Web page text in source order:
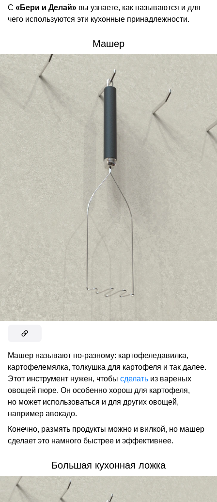
С «Бери и Делай» вы узнаете, как называются и для
чего используются эти кухонные принадлежности.
Машер
Машер называют по-разному: картофеледавилка,
картофелемялка, толкушка для картофеля и так далее.
Этот инструмент нужен, чтобы сделать из вареных
овощей пюре. Он особенно хорош для картофеля,
но может использоваться и для других овощей,
например авокадо.
Конечно, размять продукты можно и вилкой, но машер
сделает это намного быстрее и эффективнее.
Большая кухонная ложка